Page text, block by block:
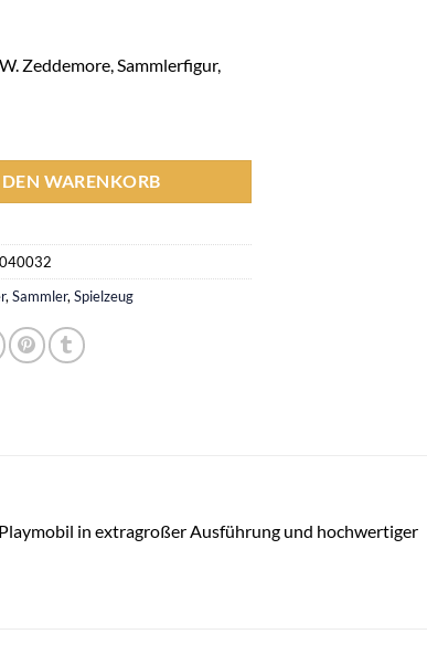
Zeddemore, Sammlerfigur,
WARENKORB
, Sammler, Spielzeug
in extragroßer Ausführung und hochwertiger